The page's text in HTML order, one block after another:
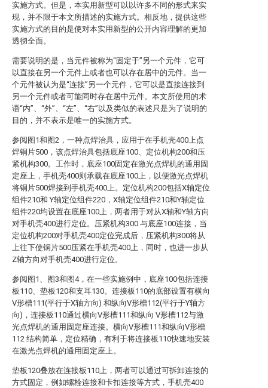
实施方式。但是，本实用新型可以以许多不同的形式来实
现，并不限于本文所描述的实施方式。相反地，提供这些
实施方式的目的是使对本实用新型的公开内容理解的更加
透彻全面。
需要说明的是，当元件被称为“固定于”另一个元件，它可
以直接在另一个元件上或者也可以存在居中的元件。当一
个元件被认为是“连接”另一个元件，它可以是直接连接到
另一个元件或者可能同时存在居中元件。本文所使用的术
语“内”、“外”、“左”、“右”以及类似的表述只是为了说明的
目的，并不表示是唯一的实施方式。
参阅图1和图2，一种点焊治具，应用于在手机壳400上点
焊铜片500，该点焊治具包括底座100、定位机构200和压
紧机构300。工作时，底座100固定在激光点焊机的通用固
定座上，手机壳400则承载在底座100上，以便激光点焊机
将铜片500焊接到手机壳400上。定位机构200包括X轴定位
组件210和 Y轴定位组件220，X轴定位组件210和Y轴定位
组件220均设置在底座100上，两者用于对从X轴和Y轴方向
对手机壳400进行定位。压紧机构300 与底座100连接，当
定位机构200对手机壳400定位完成后，压紧机构300将从
上往下使铜片500压紧在手机壳400上，同时，也进一步从
Z轴方向对手机壳400进行定位。
参阅图1、图3和图4，在一些实施例中，底座100包括连接
板110、垫板120和支耳130。连接板110的底部设置有横向
V形槽111(平行于X轴方向) 和纵向V形槽112(平行于Y轴方
向)，连接板110通过横向V形槽111和纵向 V形槽112与激
光点焊机的通用固定座连接。横向V形槽111和纵向V形槽
112 结构简单，定位精确，有利于将连接板110快速地安装
在激光点焊机的通用固定座上。
垫板120叠放在连接板110上，两者可以通过可拆卸连接的
方式固定，例如螺栓连接和卡扣连接等方式，手机壳400